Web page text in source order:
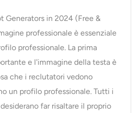
Generators in 2024 (Free &
professionale è essenziale
professionale. La prima
e l'immagine della testa è
che i reclutatori vedono
un profilo professionale. Tutti i
far risaltare il proprio